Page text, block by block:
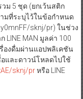
วม 5 ชุด (ยกเว้นสติก
มที่ระบุไว้ในข้อกำหนด
sknj/pr) ในช่วง
LINE MAN มูลค่า 100
องดื่มผ่านแอปพลิเคชัน
และดาวน์โหลดไปใช้
sknj/prหรือ LINE